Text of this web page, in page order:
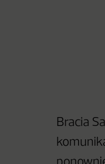
Bracia